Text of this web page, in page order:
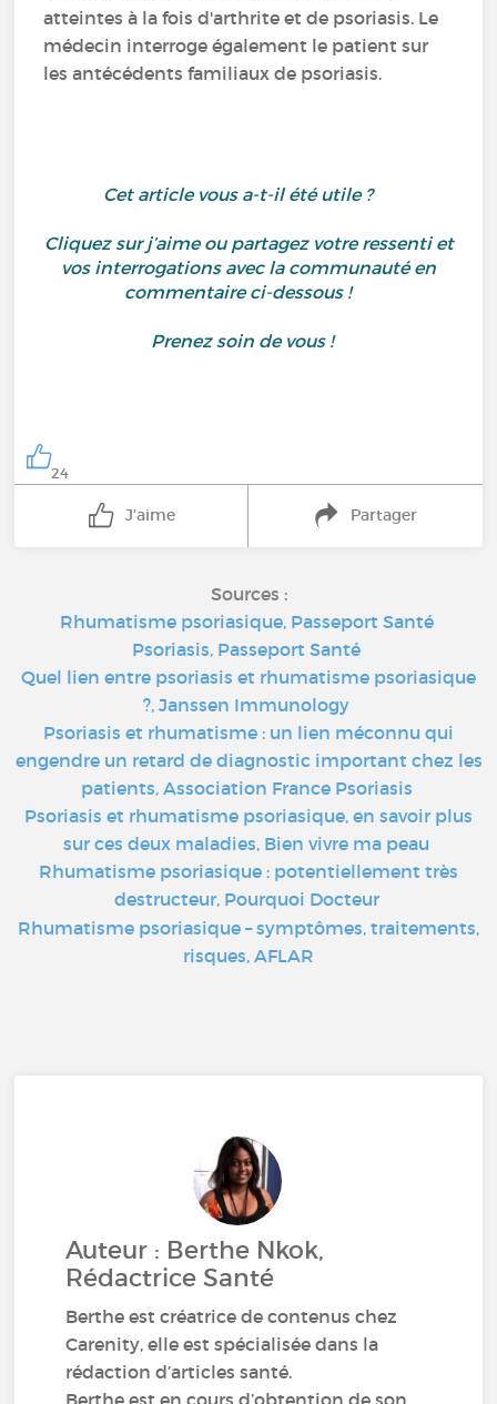
atteintes à la fois d'arthrite et de psoriasis. Le
médecin interroge également le patient sur
les antécédents familiaux de psoriasis.
Cet article vous a-t-il été utile ?
Cliquez sur j’aime ou partagez votre ressenti et
vos interrogations avec la communauté en
commentaire ci-dessous !
Prenez soin de vous !
24
J'aime Partager
Sources :
Rhumatisme psoriasique, Passeport Santé
Psoriasis, Passeport Santé
Quel lien entre psoriasis et rhumatisme psoriasique
?, Janssen Immunology
Psoriasis et rhumatisme : un lien méconnu qui
engendre un retard de diagnostic important chez les
patients, Association France Psoriasis
Psoriasis et rhumatisme psoriasique, en savoir plus
sur ces deux maladies, Bien vivre ma peau
Rhumatisme psoriasique : potentiellement très
destructeur, Pourquoi Docteur
Rhumatisme psoriasique – symptômes, traitements,
risques, AFLAR
Auteur : Berthe Nkok,
Rédactrice Santé
Berthe est créatrice de contenus chez
Carenity, elle est spécialisée dans la
rédaction d’articles santé.
Berthe est en cours d’obtention de son